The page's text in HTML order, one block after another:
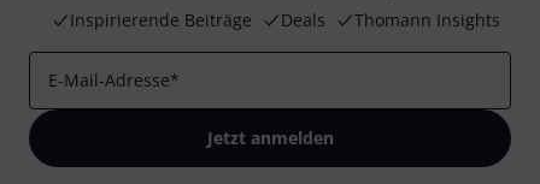
Inspirierende Beiträge
Deals Thomann Insights
E-Mail-Adresse*
Jetzt anmelden